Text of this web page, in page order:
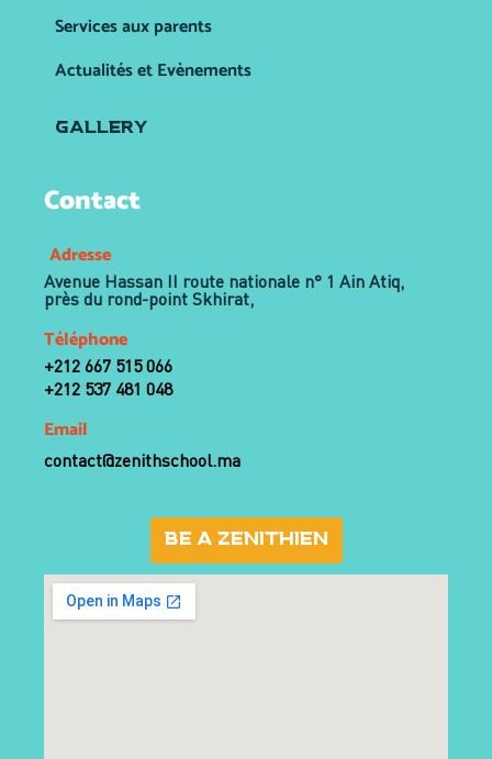
Services aux parents
Actualités et Evènements
GALLERY
Contact
Adresse
Avenue Hassan II route nationale n° 1 Ain Atiq,
près du rond-point Skhirat,
Téléphone
+212 667 515 066
+212 537 481 048
Email
contact@zenithschool.ma
BE A ZENITHIEN